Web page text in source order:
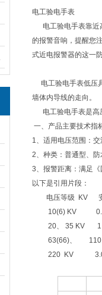
电工验电手表
电工验电手表靠近
的报警音响，提醒您
式近电报警器的这一
电工验电手表低压
墙体内导线的走向。
电工验电手表是高
一、产品主要技术指
1、适用电压范围：
2、种类：普通型、
3、报警距离：满足
以下是引用片段：
电压等级 KV
10(6) KV
20、 35 KV
63(66)、 110
220 KV